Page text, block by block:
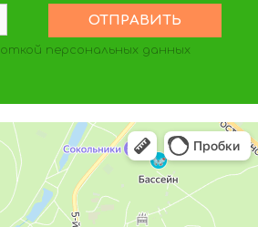
персональных данных